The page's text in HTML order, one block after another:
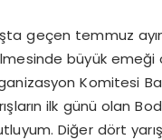
geçen temmuz
büyük emeği
Komitesi
ilk günü olan
Diğer dört